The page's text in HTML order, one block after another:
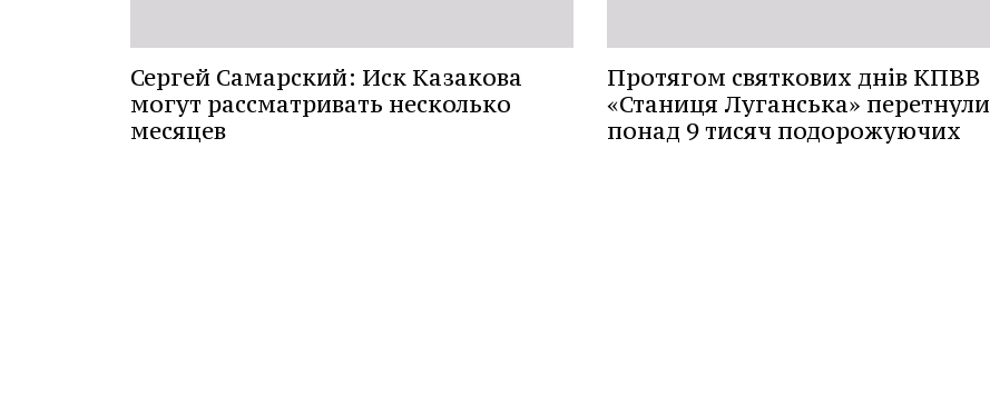
Сергей Самарский: Иск Казакова
могут рассматривать несколько
месяцев
Протягом святкових днів КПВВ
«Станиця Луганська» перетнули
понад 9 тисяч подорожуючих